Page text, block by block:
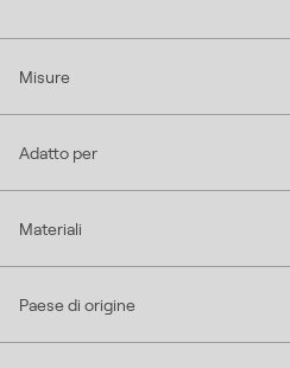
Misure
Adatto per
Materiali
Paese di origine